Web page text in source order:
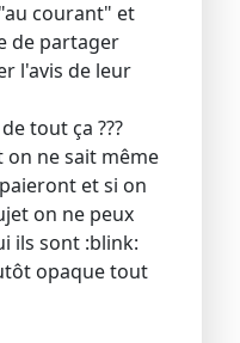
courant" et
de partager
l'avis de leur
tout ça ???
on ne sait même
et si on
on ne peux
ils sont :blink:
opaque tout